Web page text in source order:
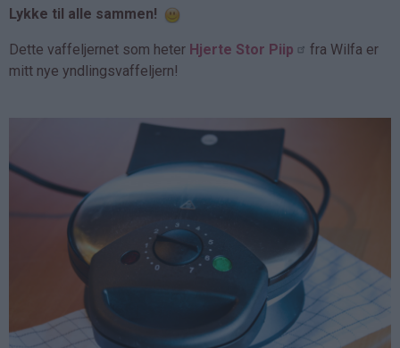
Lykke til alle sammen!
Dette vaffeljernet som heter Hjerte Stor Piip
fra Wilfa er
mitt nye yndlingsvaffeljern!